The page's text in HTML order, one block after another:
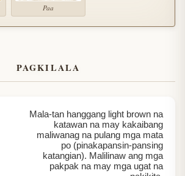
Paa
PAGKILALA
Mala-tan hanggang light brown na
katawan na may kakaibang
maliwanag na pulang mga mata
po (pinakapansin-pansing
katangian). Malilinaw ang mga
pakpak na may mga ugat na